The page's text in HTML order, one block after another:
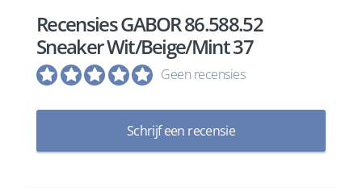
Recensies GABOR 86.588.52
Sneaker Wit/Beige/Mint 37
Geen recensies
Schrijf een recensie